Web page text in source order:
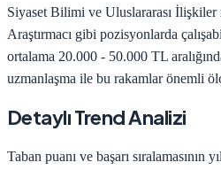
Siyaset Bilimi ve Uluslararası İlişkiler
Araştırmacı gibi pozisyonlarda
ortalama 20.000 - 50.000 TL
uzmanlaşma ile bu rakamlar önemli
Detaylı Trend Analizi
Taban puanı ve başarı